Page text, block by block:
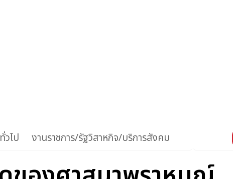
วไป งานราชการ/รัฐวิสาหกิจ/บริการสังคม